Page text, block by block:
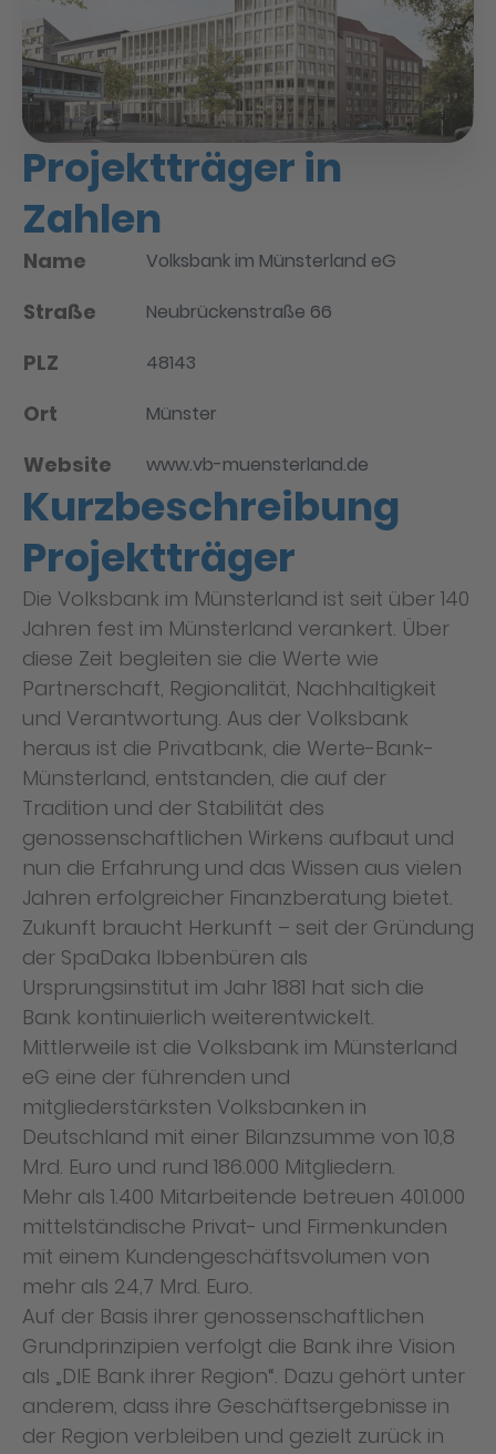
Projektträger in
Zahlen
Name Volksbank im Münsterland eG
Straße Neubrückenstraße 66
PLZ 48143
Ort Münster
Website www.vb-muensterland.de
Kurzbeschreibung
Projektträger
Die Volksbank im Münsterland ist seit über 140
Jahren fest im Münsterland verankert. Über
diese Zeit begleiten sie die Werte wie
Partnerschaft, Regionalität, Nachhaltigkeit
und Verantwortung. Aus der Volksbank
heraus ist die Privatbank, die Werte-Bank-
Münsterland, entstanden, die auf der
Tradition und der Stabilität des
genossenschaftlichen Wirkens aufbaut und
nun die Erfahrung und das Wissen aus vielen
Jahren erfolgreicher Finanzberatung bietet.
Zukunft braucht Herkunft – seit der Gründung
der SpaDaka Ibbenbüren als
Ursprungsinstitut im Jahr 1881 hat sich die
Bank kontinuierlich weiterentwickelt.
Mittlerweile ist die Volksbank im Münsterland
eG eine der führenden und
mitgliederstärksten Volksbanken in
Deutschland mit einer Bilanzsumme von 10,8
Mrd. Euro und rund 186.000 Mitgliedern.
Mehr als 1.400 Mitarbeitende betreuen 401.000
mittelständische Privat- und Firmenkunden
mit einem Kundengeschäftsvolumen von
mehr als 24,7 Mrd. Euro.
Auf der Basis ihrer genossenschaftlichen
Grundprinzipien verfolgt die Bank ihre Vision
als „DIE Bank ihrer Region“. Dazu gehört unter
anderem, dass ihre Geschäftsergebnisse in
der Region verbleiben und gezielt zurück in